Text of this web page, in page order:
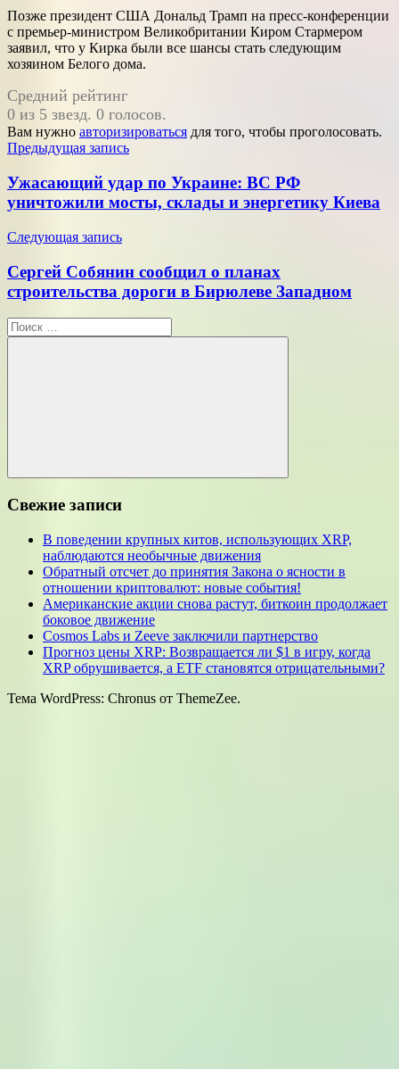
Позже президент США Дональд Трамп на пресс-конференции
с премьер-министром Великобритании Киром Стармером
заявил, что у Кирка были все шансы стать следующим
хозяином Белого дома.
Средний рейтинг
0 из 5 звезд. 0 голосов.
Вам нужно авторизироваться для того, чтобы проголосовать.
Навигация
по
записям
Предыдущая запись
Ужасающий удар по Украине: ВС РФ
уничтожили мосты, склады и энергетику Киева
Следующая запись
Сергей Собянин сообщил о планах
строительства дороги в Бирюлеве Западном
Поиск
для:
Поиск
Свежие записи
В поведении крупных китов, использующих XRP,
наблюдаются необычные движения
Обратный отсчет до принятия Закона о ясности в
отношении криптовалют: новые события!
Американские акции снова растут, биткоин продолжает
боковое движение
Cosmos Labs и Zeeve заключили партнерство
Прогноз цены XRP: Возвращается ли $1 в игру, когда
XRP обрушивается, а ETF становятся отрицательными?
Тема WordPress: Chronus от ThemeZee.